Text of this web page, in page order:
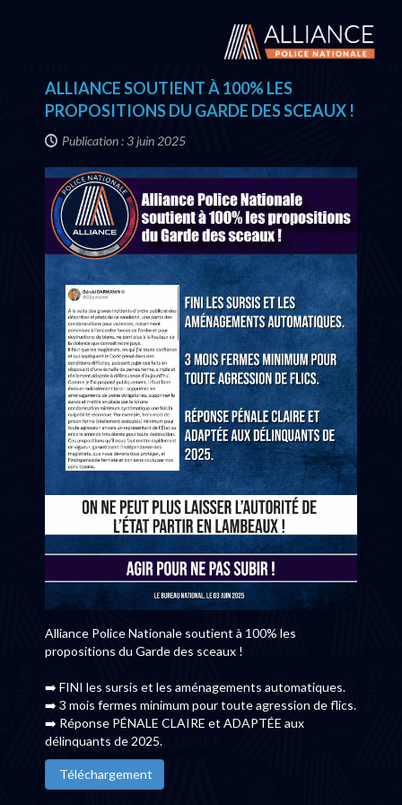
ALLIANCE SOUTIENT À 100% LES
PROPOSITIONS DU GARDE DES SCEAUX !
Publication : 3 juin 2025
Alliance Police Nationale soutient à 100% les
propositions du Garde des sceaux !
➡️ FINI les sursis et les aménagements automatiques.
➡️ 3 mois fermes minimum pour toute agression de flics.
➡️ Réponse PÉNALE CLAIRE et ADAPTÉE aux
délinquants de 2025.
Téléchargement